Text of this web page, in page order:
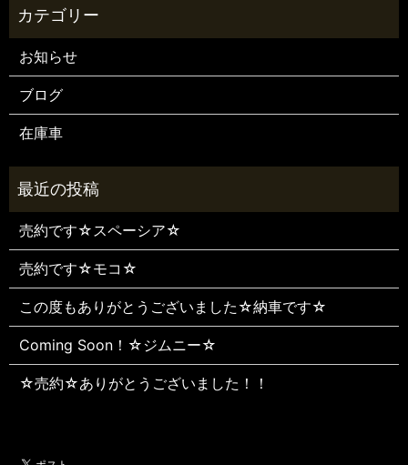
お知らせ
ブログ
在庫車
売約です☆スペーシア☆
売約です☆モコ☆
この度もありがとうございました☆納車です☆
Coming Soon！☆ジムニー☆
☆売約☆ありがとうございました！！